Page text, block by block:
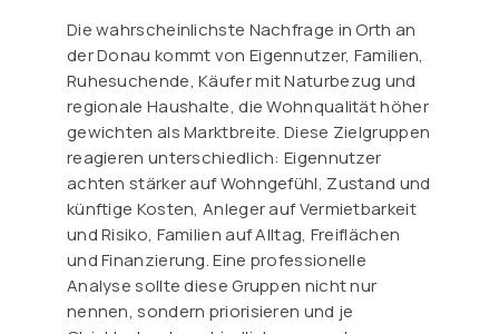
Die wahrscheinlichste Nachfrage in Orth an
der Donau kommt von Eigennutzer, Familien,
Ruhesuchende, Käufer mit Naturbezug und
regionale Haushalte, die Wohnqualität höher
gewichten als Marktbreite. Diese Zielgruppen
reagieren unterschiedlich: Eigennutzer
achten stärker auf Wohngefühl, Zustand und
künftige Kosten, Anleger auf Vermietbarkeit
und Risiko, Familien auf Alltag, Freiflächen
und Finanzierung. Eine professionelle
Analyse sollte diese Gruppen nicht nur
nennen, sondern priorisieren und je